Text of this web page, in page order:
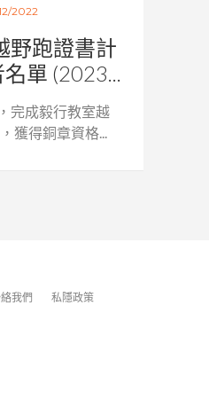
2022
野跑證書計
單 (2023...
完成毅行教室越
獲得銅章資格...
我們 私隱政策